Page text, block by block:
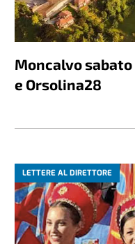
Moncalvo
e Orsolina28
LETTERE AL DIRETTORE